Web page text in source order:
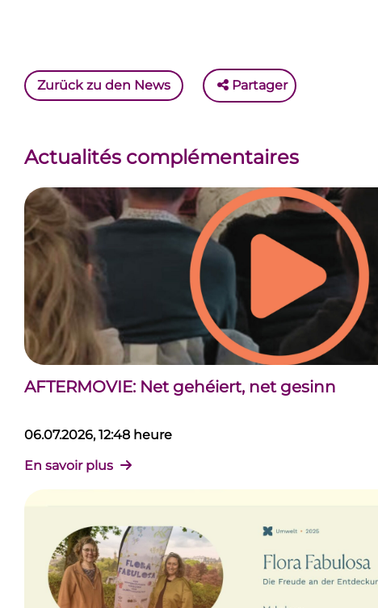
Zurück zu den News Partager
Actualités complémentaires
AFTERMOVIE: Net gehéiert, net gesinn
06.07.2026, 12:48 heure
En savoir plus